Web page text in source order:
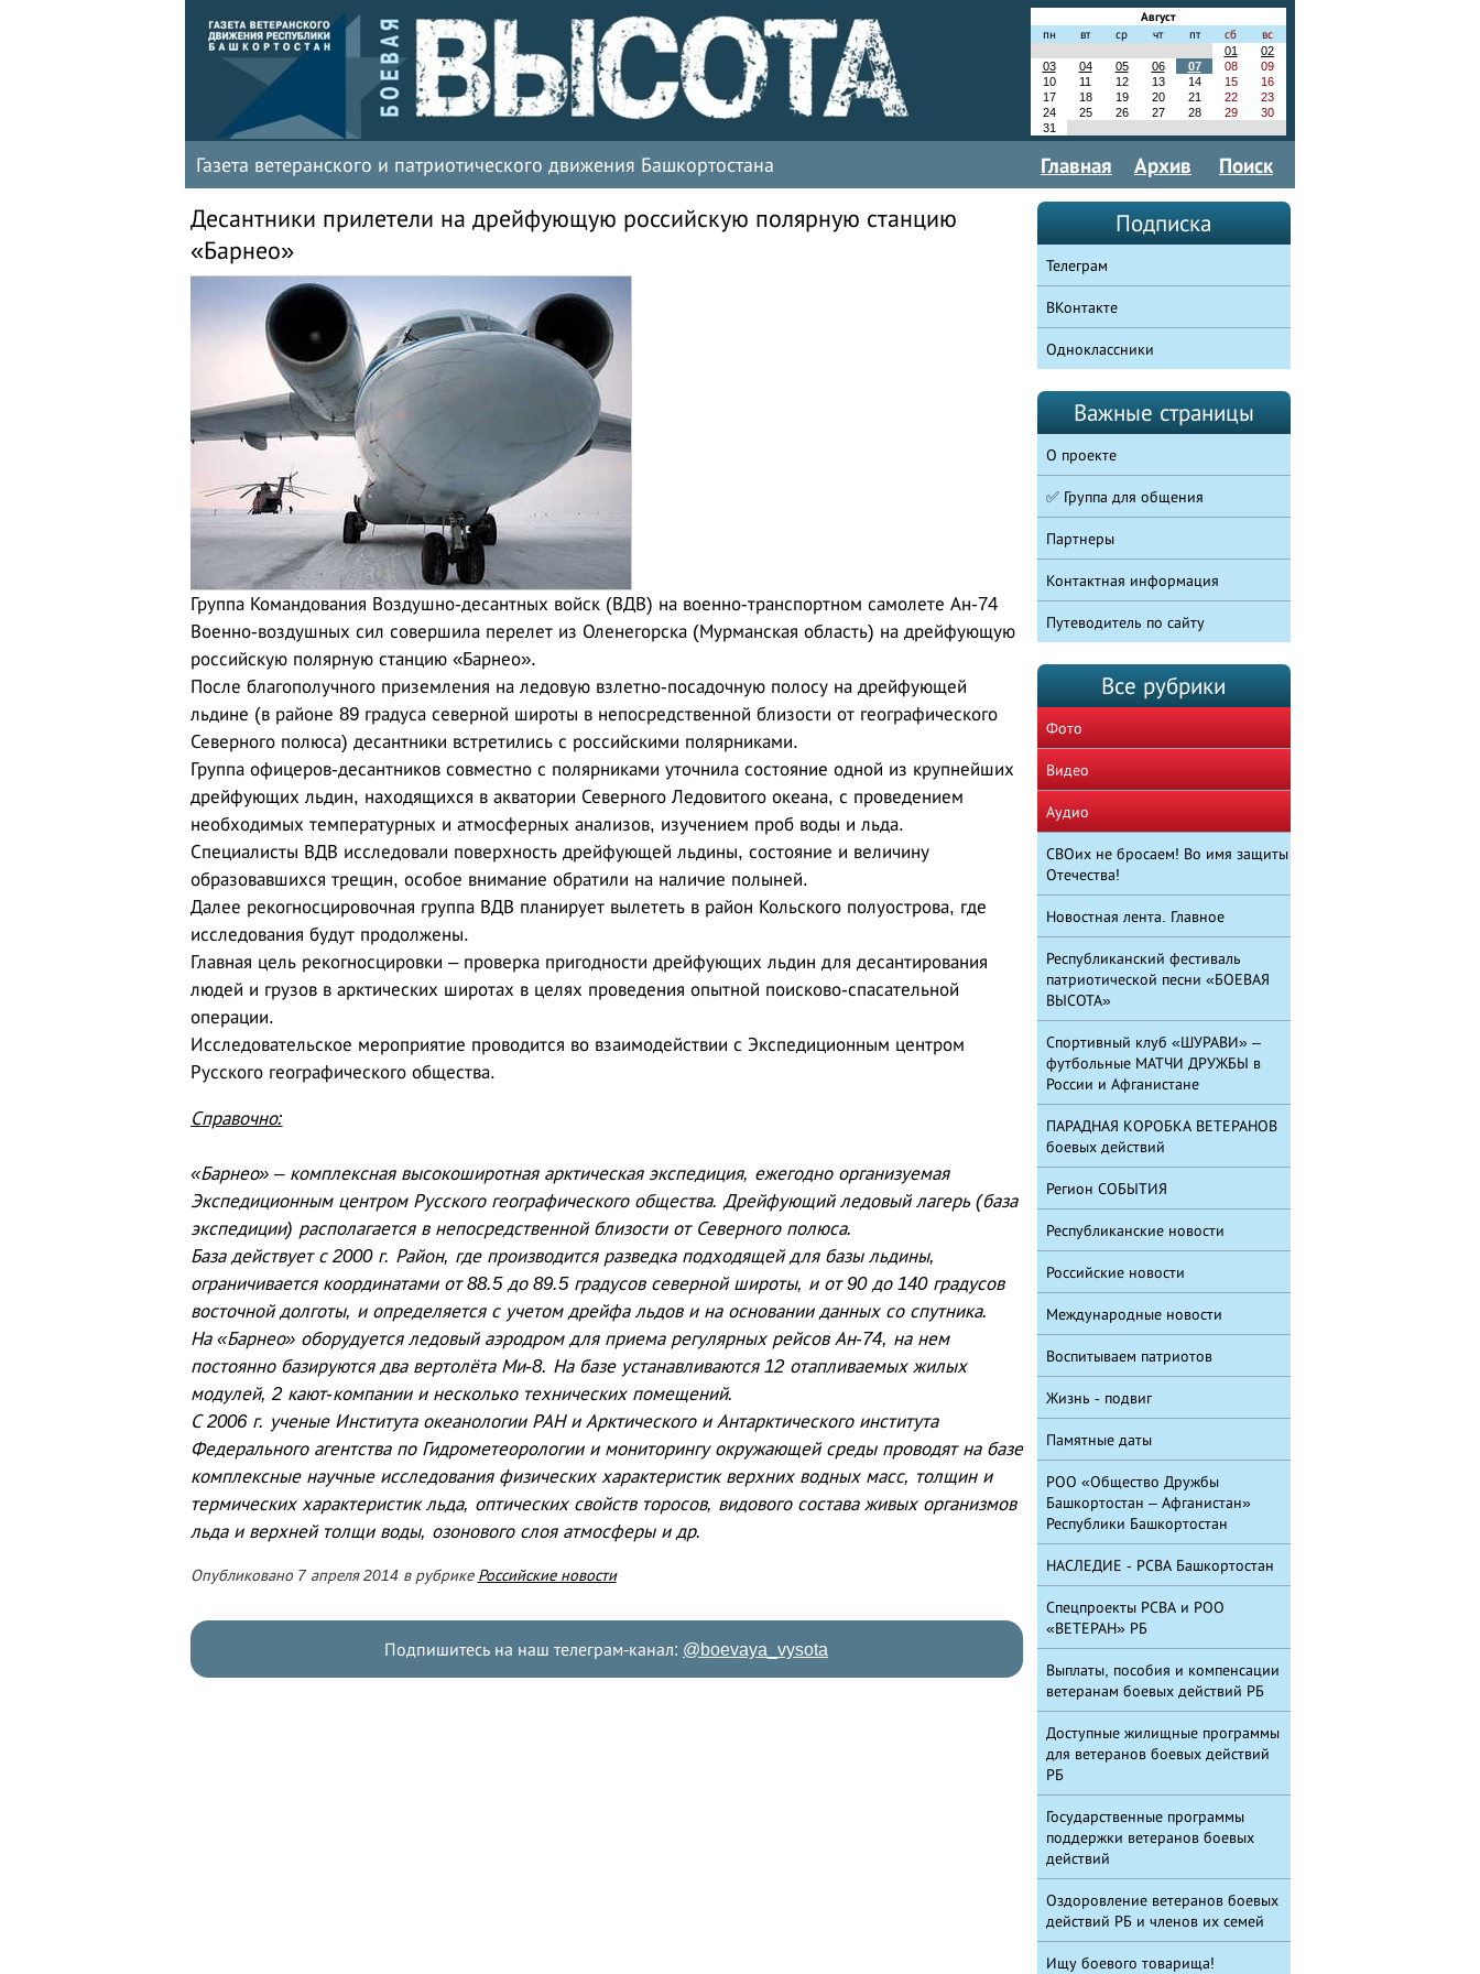
Август
пн
вт ср чт пт сб
вс
01
02
03
04 05 06 07 08
09
10
11 12 13 14 15
16
17
18 19 20 21 22
23
24
25 26 27 28 29
30
31
Газета ветеранского и патриотического движения Башкортостана Главная Архив Поиск
Десантники прилетели на дрейфующую российскую полярную станцию
«Барнео»
Группа Командования Воздушно-десантных войск (ВДВ) на военно-транспортном самолете Ан-74
Военно-воздушных сил совершила перелет из Оленегорска (Мурманская область) на дрейфующую
российскую полярную станцию «Барнео».
После благополучного приземления на ледовую взлетно-посадочную полосу на дрейфующей
льдине (в районе 89 градуса северной широты в непосредственной близости от географического
Северного полюса) десантники встретились с российскими полярниками.
Группа офицеров-десантников совместно с полярниками уточнила состояние одной из крупнейших
дрейфующих льдин, находящихся в акватории Северного Ледовитого океана, с проведением
необходимых температурных и атмосферных анализов, изучением проб воды и льда.
Специалисты ВДВ исследовали поверхность дрейфующей льдины, состояние и величину
образовавшихся трещин, особое внимание обратили на наличие полыней.
Далее рекогносцировочная группа ВДВ планирует вылететь в район Кольского полуострова, где
исследования будут продолжены.
Главная цель рекогносцировки – проверка пригодности дрейфующих льдин для десантирования
людей и грузов в арктических широтах в целях проведения опытной поисково-спасательной
операции.
Исследовательское мероприятие проводится во взаимодействии с Экспедиционным центром
Русского географического общества.
Справочно:
«Барнео» – комплексная высокоширотная арктическая экспедиция, ежегодно организуемая
Экспедиционным центром Русского географического общества. Дрейфующий ледовый лагерь (база
экспедиции) располагается в непосредственной близости от Северного полюса.
База действует с 2000 г. Район, где производится разведка подходящей для базы льдины,
ограничивается координатами от 88.5 до 89.5 градусов северной широты, и от 90 до 140 градусов
восточной долготы, и определяется с учетом дрейфа льдов и на основании данных со спутника.
На «Барнео» оборудуется ледовый аэродром для приема регулярных рейсов Ан-74, на нем
постоянно базируются два вертолёта Ми-8. На базе устанавливаются 12 отапливаемых жилых
модулей, 2 кают-компании и несколько технических помещений.
С 2006 г. ученые Института океанологии РАН и Арктического и Антарктического института
Федерального агентства по Гидрометеорологии и мониторингу окружающей среды проводят на базе
комплексные научные исследования физических характеристик верхних водных масс, толщин и
термических характеристик льда, оптических свойств торосов, видового состава живых организмов
льда и верхней толщи воды, озонового слоя атмосферы и др.
Опубликовано 7 апреля 2014 в рубрике Российские новости
Подпишитесь на наш телеграм-канал: @boevaya_vysota
Подписка
Телеграм
ВКонтакте
Одноклассники
Важные страницы
О проекте
✅ Группа для общения
Партнеры
Контактная информация
Путеводитель по сайту
Все рубрики
Фото
Видео
Аудио
СВОих не бросаем! Во имя защиты
Отечества!
Новостная лента. Главное
Республиканский фестиваль
патриотической песни «БОЕВАЯ
ВЫСОТА»
Спортивный клуб «ШУРАВИ» –
футбольные МАТЧИ ДРУЖБЫ в
России и Афганистане
ПАРАДНАЯ КОРОБКА ВЕТЕРАНОВ
боевых действий
Регион СОБЫТИЯ
Республиканские новости
Российские новости
Международные новости
Воспитываем патриотов
Жизнь - подвиг
Памятные даты
РОО «Общество Дружбы
Башкортостан – Афганистан»
Республики Башкортостан
НАСЛЕДИЕ - РСВА Башкортостан
Спецпроекты РСВА и РОО
«ВЕТЕРАН» РБ
Выплаты, пособия и компенсации
ветеранам боевых действий РБ
Доступные жилищные программы
для ветеранов боевых действий
РБ
Государственные программы
поддержки ветеранов боевых
действий
Оздоровление ветеранов боевых
действий РБ и членов их семей
Ищу боевого товарища!